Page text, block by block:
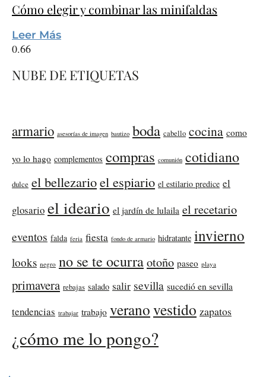
Cómo elegir y combinar las minifaldas
Leer Más
NUBE DE ETIQUETAS
armario asesorías de imagen bautizo boda cabello cocina como
yo lo hago complementos compras comunión cotidiano
dulce el bellezarioel espiario el estilario predice el
glosario el ideario el jardín de lulaila el recetario
eventos falda feria fiesta fondo de armario hidratante invierno
looks negro no se te ocurraotoño paseo playa
primavera rebajas salado salir sevilla sucedió en sevilla
tendencias trabajar trabajo veranovestido zapatos
¿cómo me lo pongo?